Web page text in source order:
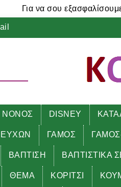
Για να σου
ΝΟΝΟΣ DISNEY
ΕΥΧΩΝ ΓΑΜΟΣ
ΒΑΠΤΙΣΗ ΒΑΠΤΙΣΤΙΚΑ
ΘΕΜΑ ΚΟΡΙΤΣΙ